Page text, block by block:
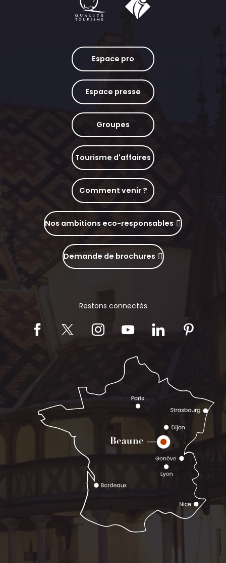
Espace pro
Espace presse
Groupes
Tourisme d'affaires
Comment venir ?
Nos ambitions eco-responsables
Demande de brochures
Restons connectés